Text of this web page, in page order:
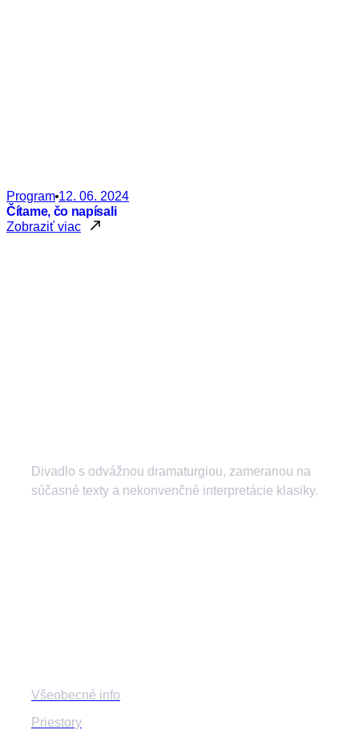
Program 12. 06. 2024
Čítame, čo napísali
Zobraziť viac
Divadlo s odvážnou dramaturgiou, zameranou na
súčasné texty a nekonvenčné interpretácie klasiky.
Všeobecné info
Priestory